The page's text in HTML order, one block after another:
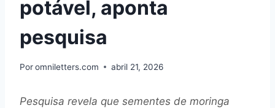
potável, aponta
pesquisa
Poromniletters.com abril 21, 2026
Pesquisa revela que sementes de moringa